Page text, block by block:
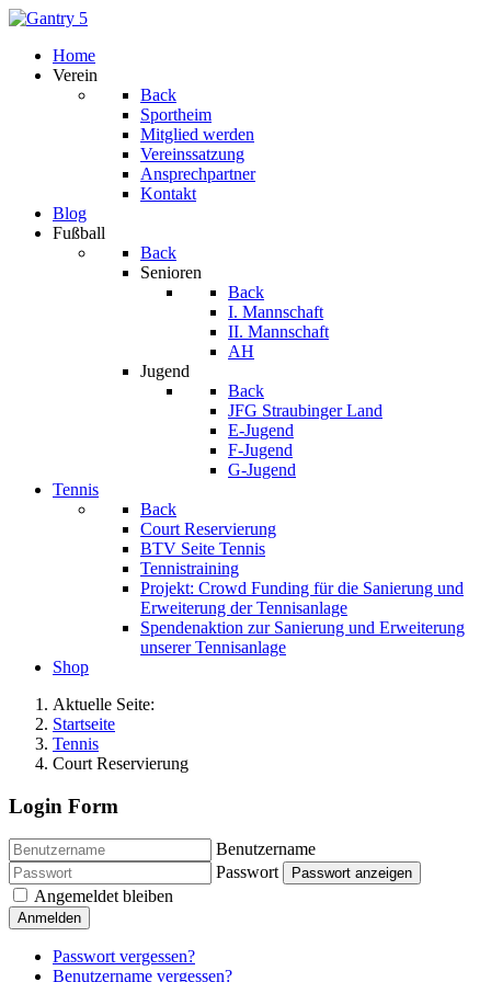
Home
Verein
Back
Sportheim
Mitglied werden
Vereinssatzung
Ansprechpartner
Kontakt
Blog
Fußball
Back
Senioren
Back
I. Mannschaft
II. Mannschaft
AH
Jugend
Back
JFG Straubinger Land
E-Jugend
F-Jugend
G-Jugend
Tennis
Back
Court Reservierung
BTV Seite Tennis
Tennistraining
Projekt: Crowd Funding für die Sanierung und
Erweiterung der Tennisanlage
Spendenaktion zur Sanierung und Erweiterung
unserer Tennisanlage
Shop
Aktuelle Seite:
Startseite
Tennis
Court Reservierung
Login Form
Benutzername
Passwort
Passwort anzeigen
Angemeldet bleiben
Anmelden
Passwort vergessen?
Benutzername vergessen?